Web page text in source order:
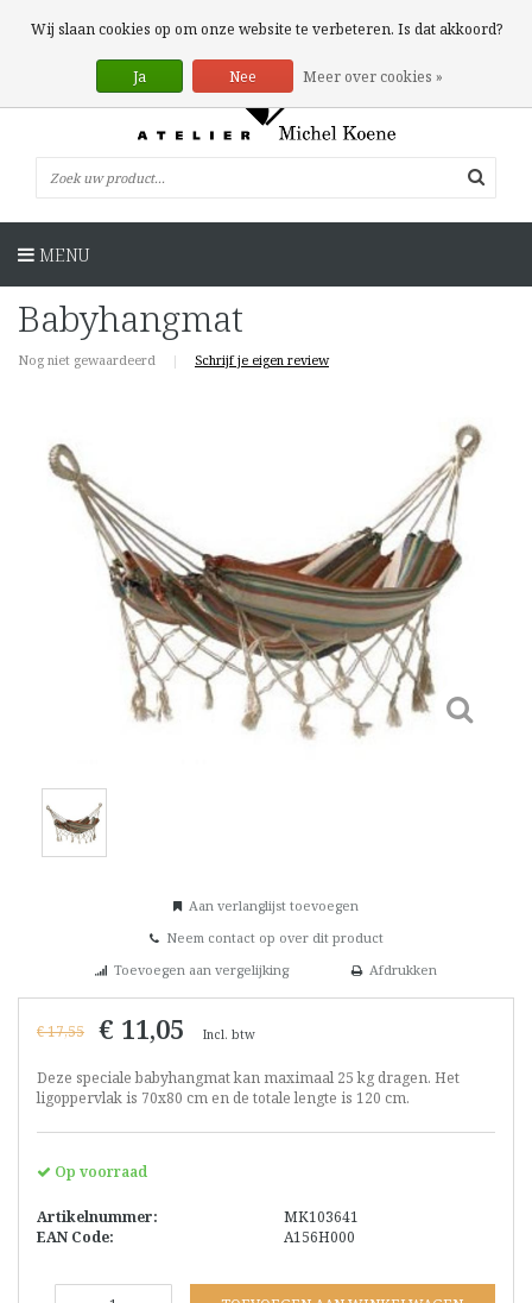
0 Artikelen
MENU
Babyhangmat
Nog niet gewaardeerd | Schrijf je eigen review
Aan verlanglijst toevoegen
Neem contact op over dit product
Toevoegen aan vergelijking
Afdrukken
€ 17,55 € 11,05 Incl. btw
Deze speciale babyhangmat kan maximaal 25 kg dragen. Het
ligoppervlak is 70x80 cm en de totale lengte is 120 cm.
Op voorraad
Artikelnummer:
MK103641
EAN Code:
A156H000
Wij slaan cookies op om onze website te verbeteren. Is dat akkoord?
Ja Nee Meer over cookies »